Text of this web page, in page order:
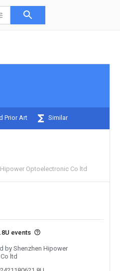
Prior Art Similar
Optoelectronic Co ltd
events
by Shenzhen Hipower
ltd